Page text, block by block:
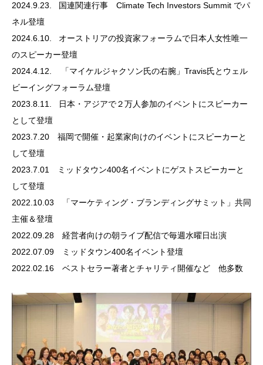
2024.9.23.
国連関連行事 Climate Tech Investors Summit でパ
ネル登壇
2024.6.10.
オーストリアの投資家フォーラムで日本人女性唯一
のスピーカー登壇
2024.4.12.
「マイケルジャクソン氏の右腕」Travis氏とウェル
ビーイングフォーラム登壇
2023.8.11.
日本・アジアで２万人参加のイベントにスピーカー
として登壇
2023.7.20 福岡で開催・起業家向けのイベントにスピーカーと
して登壇
2023.7.01 ミッドタウン400名イベントにゲストスピーカーと
して登壇
2022.10.03 「マーケティング・ブランディングサミット」共同
主催＆登壇
2022.09.28 経営者向けの朝ライブ配信で毎週水曜日出演
2022.07.09 ミッドタウン400名イベント登壇
2022.02.16 ベストセラー著者とチャリティ開催など 他多数